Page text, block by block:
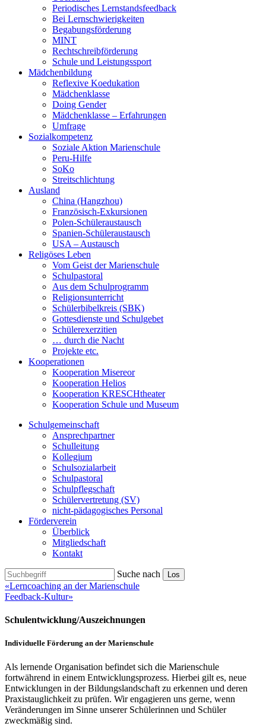
Periodisches Lernstandsfeedback
Bei Lernschwierigkeiten
Begabungsförderung
MINT
Rechtschreibförderung
Schule und Leistungssport
Mädchenbildung
Reflexive Koedukation
Mädchenklasse
Doing Gender
Mädchenklasse – Erfahrungen
Umfrage
Sozialkompetenz
Soziale Aktion Marienschule
Peru-Hilfe
SoKo
Streitschlichtung
Ausland
China (Hangzhou)
Französisch-Exkursionen
Polen-Schüleraustausch
Spanien-Schüleraustausch
USA – Austausch
Religöses Leben
Vom Geist der Marienschule
Schulpastoral
Aus dem Schulprogramm
Religionsunterricht
Schülerbibelkreis (SBK)
Gottesdienste und Schulgebet
Schülerexerzitien
… durch die Nacht
Projekte etc.
Kooperationen
Kooperation Misereor
Kooperation Helios
Kooperation KRESCHtheater
Kooperation Schule und Museum
Schulgemeinschaft
Ansprechpartner
Schulleitung
Kollegium
Schulsozialarbeit
Schulpastoral
Schulpflegschaft
Schülervertretung (SV)
nicht-pädagogisches Personal
Förderverein
Überblick
Mitgliedschaft
Kontakt
Suche nach Los
«Lerncoaching an der Marienschule
Feedback-Kultur»
Schulentwicklung/Auszeichnungen
Individuelle Förderung an der Marienschule
Als lernende Organisation befindet sich die Marienschule
fortwährend in einem Entwicklungsprozess. Hierbei gilt es, neue
Entwicklungen in der Bildungslandschaft zu erkennen und deren
Praxistauglichkeit zu prüfen. Wir engagieren uns gerne, wenn
Veränderungen im Sinne unserer Schülerinnen und Schüler
zweckmäßig sind.